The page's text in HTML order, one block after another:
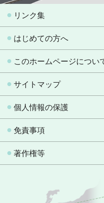
リンク集
はじめての方へ
このホームページについ
サイトマップ
個人情報の保護
免責事項
著作権等